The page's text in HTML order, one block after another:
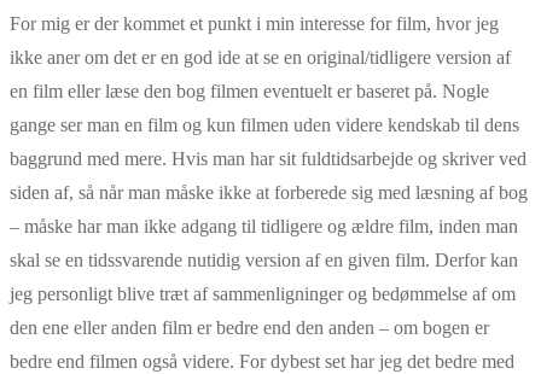
For mig er der kommet et punkt i min interesse for film, hvor jeg
ikke aner om det er en god ide at se en original/tidligere version af
en film eller læse den bog filmen eventuelt er baseret på. Nogle
gange ser man en film og kun filmen uden videre kendskab til dens
baggrund med mere. Hvis man har sit fuldtidsarbejde og skriver ved
siden af, så når man måske ikke at forberede sig med læsning af bog
– måske har man ikke adgang til tidligere og ældre film, inden man
skal se en tidssvarende nutidig version af en given film. Derfor kan
jeg personligt blive træt af sammenligninger og bedømmelse af om
den ene eller anden film er bedre end den anden – om bogen er
bedre end filmen også videre. For dybest set har jeg det bedre med